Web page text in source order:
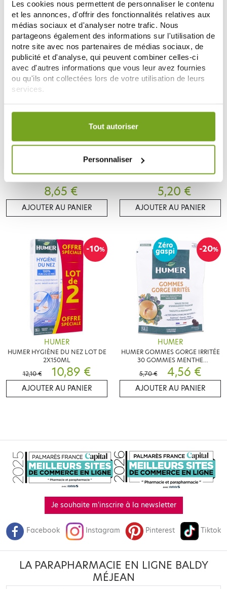
Les cookies nous permettent de personnaliser le contenu
et les annonces, d'offrir des fonctionnalités relatives aux
médias sociaux et d'analyser notre trafic. Nous
partageons également des informations sur l'utilisation de
notre site avec nos partenaires de médias sociaux, de
publicité et d'analyse, qui peuvent combiner celles-ci
avec d'autres informations que vous leur avez fournies
ou qu'ils ont collectées lors de votre utilisation de leurs
services.
Votre choix de consentement est conservé pendant une
Tout autoriser
Personnaliser
6,40 € 4,80 €
AJOUTER AU PANIER
6,65 €
AJOUTER AU PANIER
HUMER HYGIENE DU NEZ
8,65 €
AJOUTER AU PANIER
HUMER GOMMES GORGE IRRITÉE
5,20 €
AJOUTER AU PANIER
-10%
HUMER
HUMER HYGIÈNE DU NEZ LOT DE
2X150ML
12,10 €
10,89 €
AJOUTER AU PANIER
-20%
Zéro
gaspi
HUMER
HUMER GOMMES GORGE IRRITÉE
30 GOMMES MENTHE
EUCALYPTUS
5,70 € 4,56 €
AJOUTER AU PANIER
Je souhaite m'inscrire à la newsletter
Facebook Instagram Pinterest Tiktok
LA PARAPHARMACIE EN LIGNE BALDY
MÉJEAN